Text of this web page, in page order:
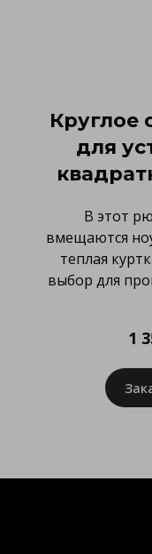
Круглое
для
В этот
вмещаются
теплая
выбор для
1